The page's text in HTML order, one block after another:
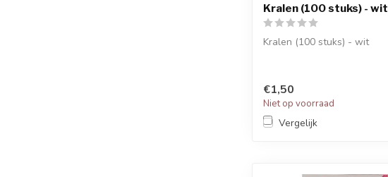
Kralen (100 stuks) - wit
Kralen (100 stuks) - wit
€1,50
Niet op voorraad
Vergelijk